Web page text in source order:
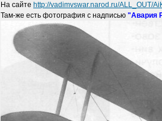
На сайте http://vadimvswar.narod.ru/ALL_OUT/
Там-же есть фотография с надписью "Авария